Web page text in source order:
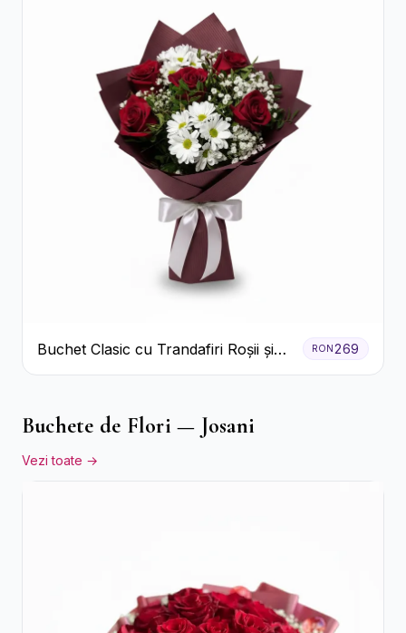
Buchet Clasic cu Trandafiri Roșii și
Crizanteme Albe
RON269
Buchete de Flori — Josani
Vezi toate →